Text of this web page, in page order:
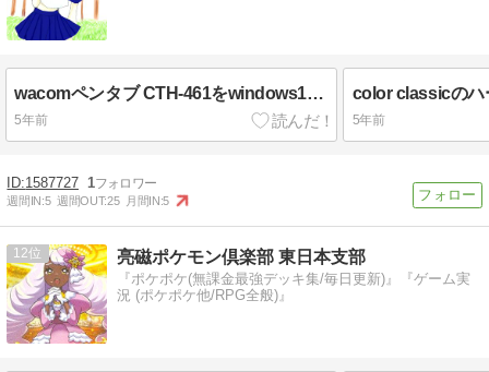
wacomペンタブ CTH-461をwindows10で動かす
5年前 5年前
1587727 1
週間IN:5 週間OUT:25 月間IN:5
12 亮磁ポケモン倶楽部 東日本支部
『ポケポケ(無課金最強デッキ集/毎日更新)』『ゲーム実
況 (ポケポケ他/RPG全般)』